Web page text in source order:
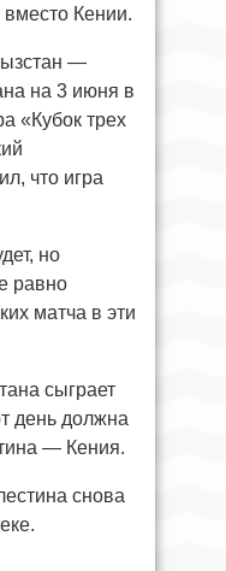
Кении.
—
на 3 июня в
«Кубок трех
что игра
но
равно
матча в эти
сыграет
день должна
— Кения.
снова